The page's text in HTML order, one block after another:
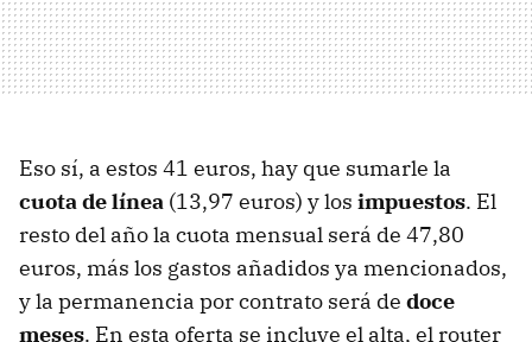
Eso sí, a estos 41 euros, hay que sumarle la
cuota de línea (13,97 euros) y los impuestos. El
resto del año la cuota mensual será de 47,80
euros, más los gastos añadidos ya mencionados,
y la permanencia por contrato será de doce
meses. En esta oferta se incluye el alta, el router